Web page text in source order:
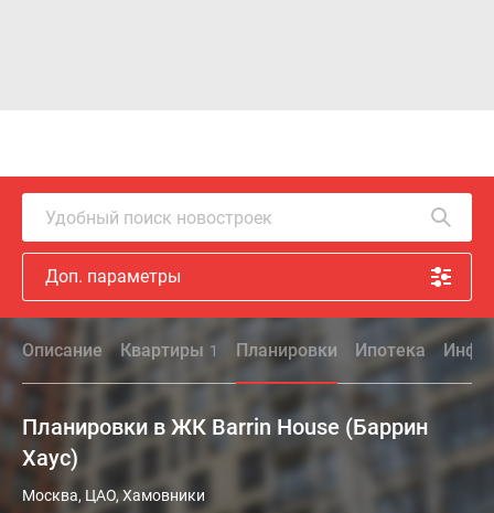
Удобный поиск новостроек
Доп. параметры
Описание Квартиры 1 Планировки Ипотека
Планировки в ЖК Barrin House (Баррин
Хаус)
Москва, ЦАО, Хамовники